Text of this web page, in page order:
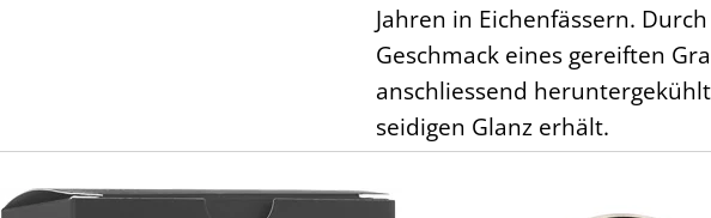
Jahren in Eichenfässern.
Geschmack eines gereiften
anschliessend
seidigen Glanz erhält.